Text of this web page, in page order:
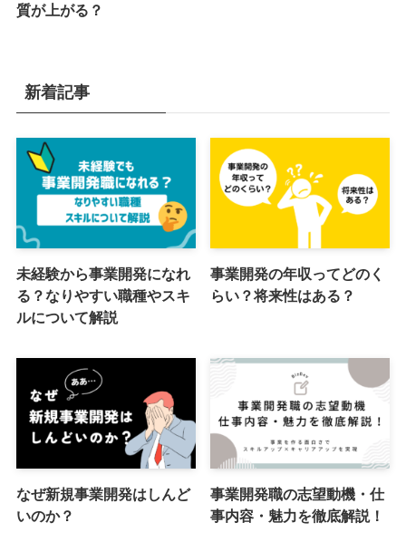
質が上がる？
新着記事
未経験から事業開発になれ
る？なりやすい職種やスキ
ルについて解説
事業開発の年収ってどのく
らい？将来性はある？
なぜ新規事業開発はしんど
いのか？
事業開発職の志望動機・仕
事内容・魅力を徹底解説！